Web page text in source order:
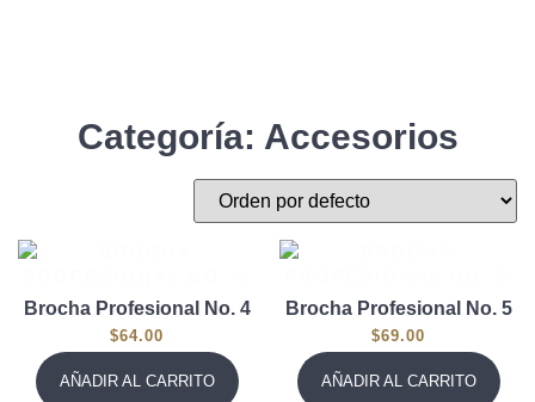
Categoría: Accesorios
Brocha Profesional No. 4
$64.00
AÑADIR AL CARRITO
Brocha Profesional No. 5
$69.00
AÑADIR AL CARRITO